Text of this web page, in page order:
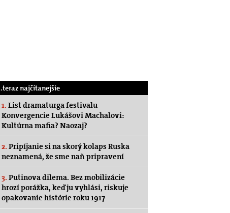
.teraz najčítanejšie
1. List dramaturga festivalu
Konvergencie Lukášovi Machalovi:
Kultúrna mafia? Naozaj?
2. Pripíjanie si na skorý kolaps Ruska
neznamená, že sme naň pripravení
3. Putinova dilema. Bez mobilizácie
hrozí porážka, keď ju vyhlási, riskuje
opakovanie histórie roku 1917